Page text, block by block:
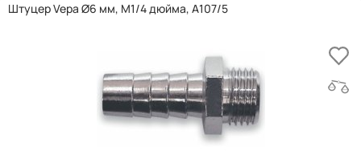
Штуцер Vepa Ø6 мм, M1/4 дюйма, A107/5